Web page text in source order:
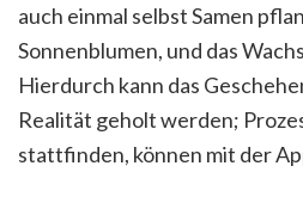
auch einmal selbst Samen
Sonnenblumen, und das
Hierdurch kann das
Realität geholt werden;
stattfinden, können mit der